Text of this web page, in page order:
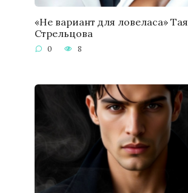
«Не вариант для ловеласа» Тая
Стрельцова
0 8